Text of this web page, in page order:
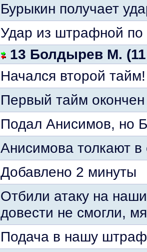
Бурыкин получает
Удар из штрафной
13 Болдырев М.
Начался второй тайм!
Первый тайм окончен
Подал Анисимов, но
Анисимова толкают
Добавлено 2 минуты
Отбили атаку на
довести не смогли,
Подача в нашу